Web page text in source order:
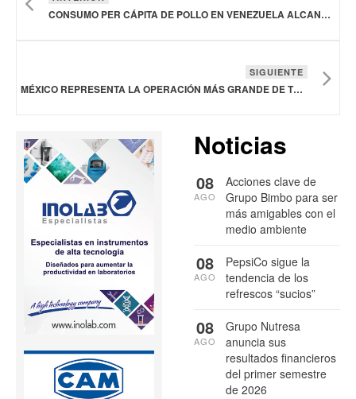
CONSUMO PER CÁPITA DE POLLO EN VENEZUELA ALCANZA LOS 23 KILOGRAMOS AL AÑO
SIGUIENTE
MÉXICO REPRESENTA LA OPERACIÓN MÁS GRANDE DE THE HEINEKEN CO. A NIVEL GLOBAL
Noticias
Acciones clave de
Grupo Bimbo para ser
más amigables con el
medio ambiente
08
AGO
PepsiCo sigue la
tendencia de los
refrescos “sucios”
08
AGO
Grupo Nutresa
anuncia sus
resultados financieros
del primer semestre
de 2026
08
AGO